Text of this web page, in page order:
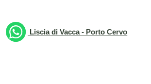
Liscia di Vacca - Porto Cervo